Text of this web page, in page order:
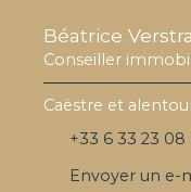
Béatrice
Conseiller
Caëstre et
+33 6 33 23 08
Envoyer un e-